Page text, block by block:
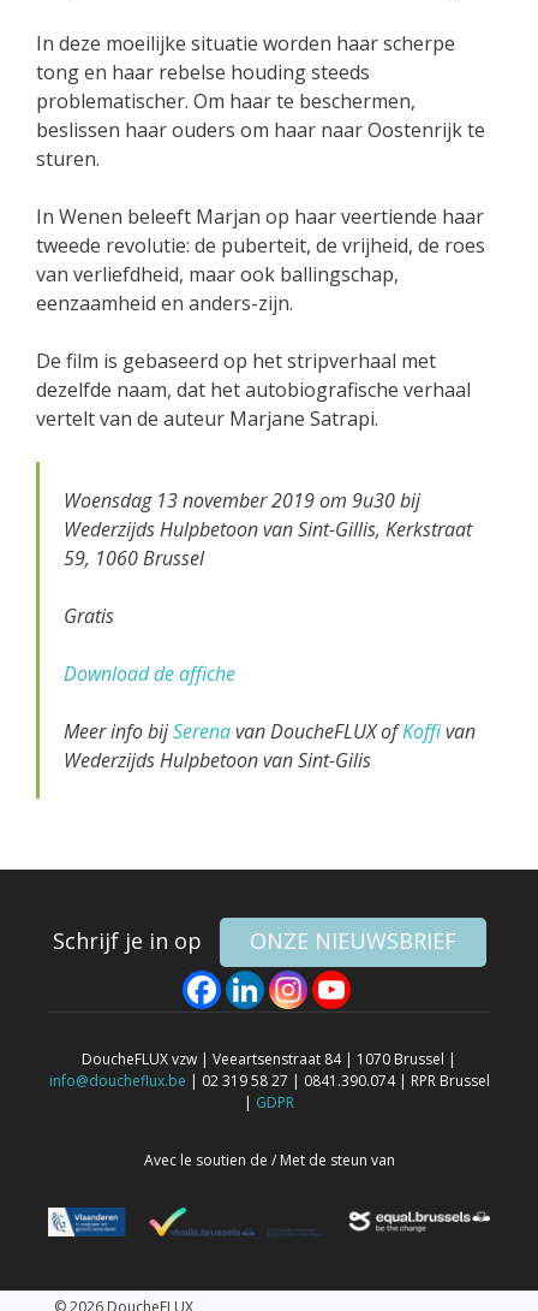
In deze moeilijke situatie worden haar scherpe
tong en haar rebelse houding steeds
problematischer. Om haar te beschermen,
beslissen haar ouders om haar naar Oostenrijk te
sturen.
In Wenen beleeft Marjan op haar veertiende haar
tweede revolutie: de puberteit, de vrijheid, de roes
van verliefdheid, maar ook ballingschap,
eenzaamheid en anders-zijn.
De film is gebaseerd op het stripverhaal met
dezelfde naam, dat het autobiografische verhaal
vertelt van de auteur Marjane Satrapi.
Woensdag 13 november 2019 om 9u30 bij
Wederzijds Hulpbetoon van Sint-Gillis, Kerkstraat
59, 1060 Brussel
Gratis
Download de affiche
Meer info bijSerenavan DoucheFLUX ofKoffivan
Wederzijds Hulpbetoon van Sint-Gilis
Schrijf je in op ONZE NIEUWSBRIEF
DoucheFLUX vzw | Veeartsenstraat 84 | 1070 Brussel |
info@doucheflux.be | 02 319 58 27 | 0841.390.074 | RPR Brussel
| GDPR
Avec le soutien de / Met de steun van